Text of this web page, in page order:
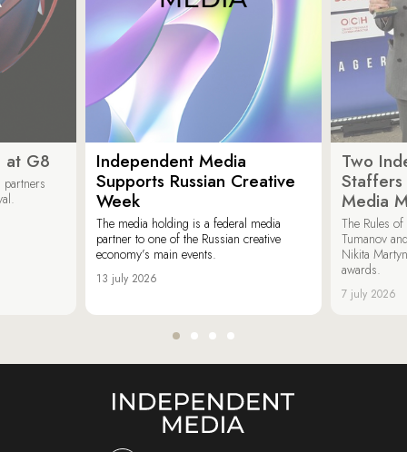
at G8
Independent Media
Supports Russian Creative
Week
The media holding is a federal media
partner to one of the Russian creative
economy’s main events.
13 july 2026
Two
Media
The Rules
Tumanov
Nikita
awards.
7 july 2026